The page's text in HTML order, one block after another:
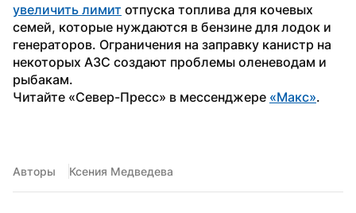
увеличить лимит отпуска топлива для кочевых
семей, которые нуждаются в бензине для лодок и
генераторов. Ограничения на заправку канистр на
некоторых АЗС создают проблемы оленеводам и
рыбакам.
Читайте «Север-Пресс» в мессенджере «Макс».
Авторы Ксения Медведева